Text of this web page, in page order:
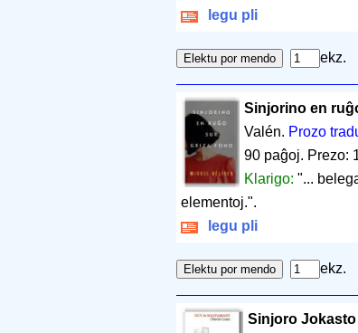
legu pli
ekz.
Sinjorino en
Valén. Prozo
90 paĝoj. Prezo:
Klarigo: "...
elementoj.".
legu pli
ekz.
Sinjoro